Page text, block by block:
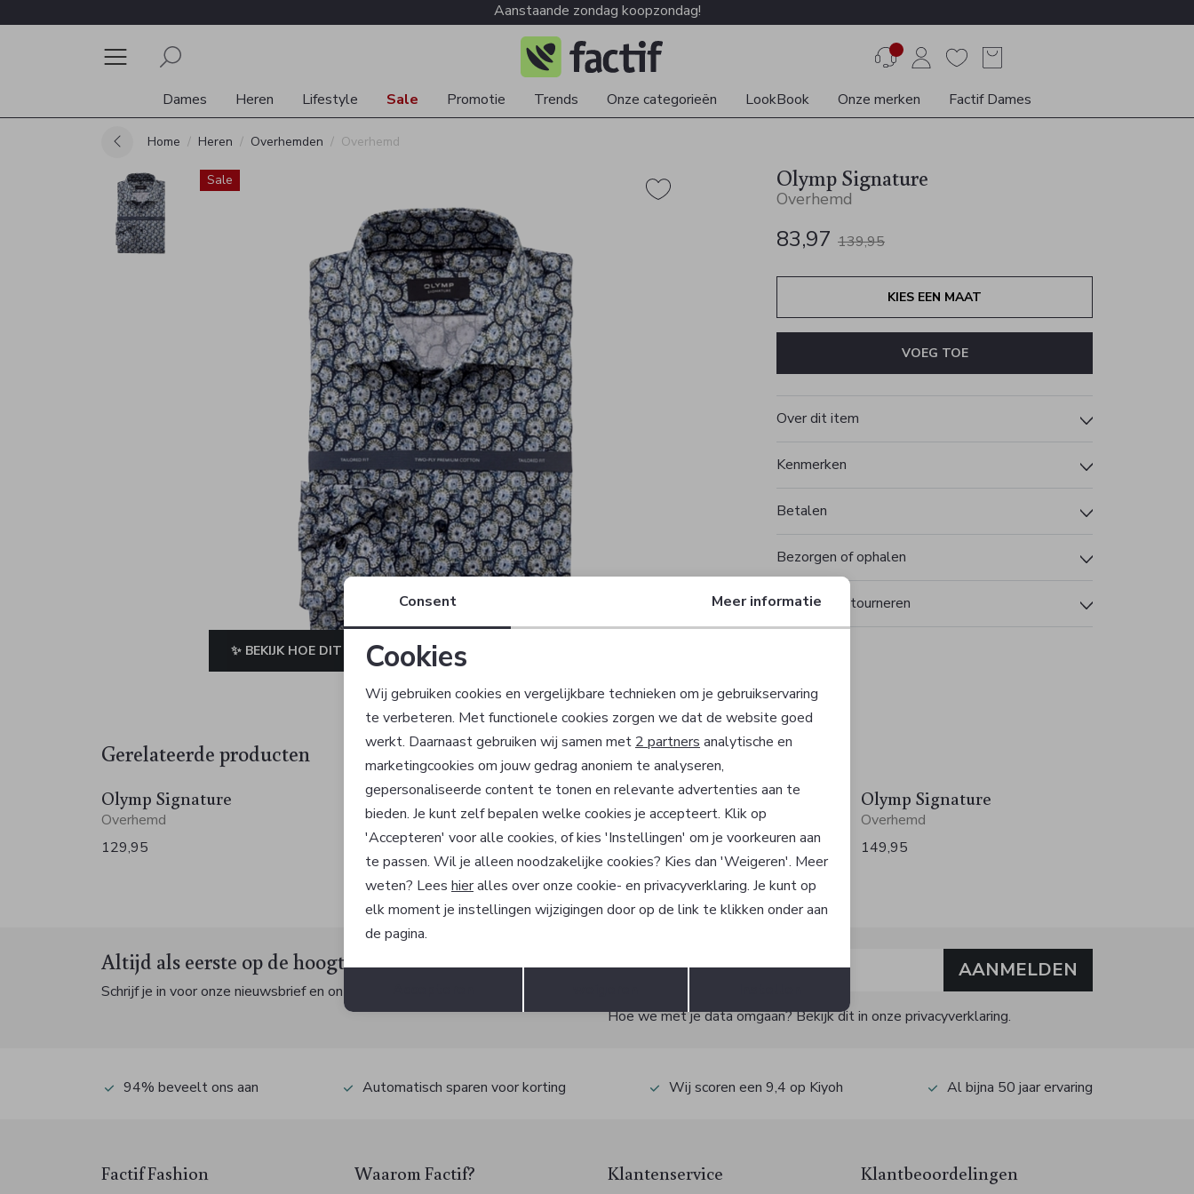
Aanstaande zondag koopzondag!
Dames Heren Lifestyle Sale Promotie Trends Onze categorieën LookBook Onze merken Factif Dames
Home Heren Overhemden Overhemd
Sale
✨ BEKIJK HOE DIT JE STAAT
Olymp Signature
Overhemd
83,97 139,95
KIES EEN MAAT
VOEG TOE
Over dit item
Kenmerken
Betalen
Bezorgen of ophalen
Ruilen en retourneren
Gerelateerde producten
Olymp Signature
Overhemd
129,95
Olymp Signature
Overhemd
129,95
Olymp Signature
Overhemd
129,95
Olymp Signature
Overhemd
149,95
Altijd als eerste op de hoogte zijn?
Schrijf je in voor onze nieuwsbrief en ontvang dan ook gelijk €5,- korting!
AANMELDEN
Hoe we met je data omgaan? Bekijk dit in onze privacyverklaring.
94% beveelt ons aan Automatisch sparen voor korting Wij scoren een 9,4 op Kiyoh Al bijna 50 jaar ervaring
Factif Fashion Waarom Factif? Klantenservice Klantbeoordelingen
Analytische cookies Marketing cookies
Terug Opslaan
Consent Meer informatie
Cookies
Wij gebruiken cookies en vergelijkbare technieken om je gebruikservaring
te verbeteren. Met functionele cookies zorgen we dat de website goed
werkt. Daarnaast gebruiken wij samen met 2 partners analytische en
marketingcookies om jouw gedrag anoniem te analyseren,
gepersonaliseerde content te tonen en relevante advertenties aan te
bieden. Je kunt zelf bepalen welke cookies je accepteert. Klik op
'Accepteren' voor alle cookies, of kies 'Instellingen' om je voorkeuren aan
te passen. Wil je alleen noodzakelijke cookies? Kies dan 'Weigeren'. Meer
weten? Lees hieralles over onze cookie- en privacyverklaring. Je kunt op
elk moment je instellingen wijzigingen door op de link te klikken onder aan
de pagina.